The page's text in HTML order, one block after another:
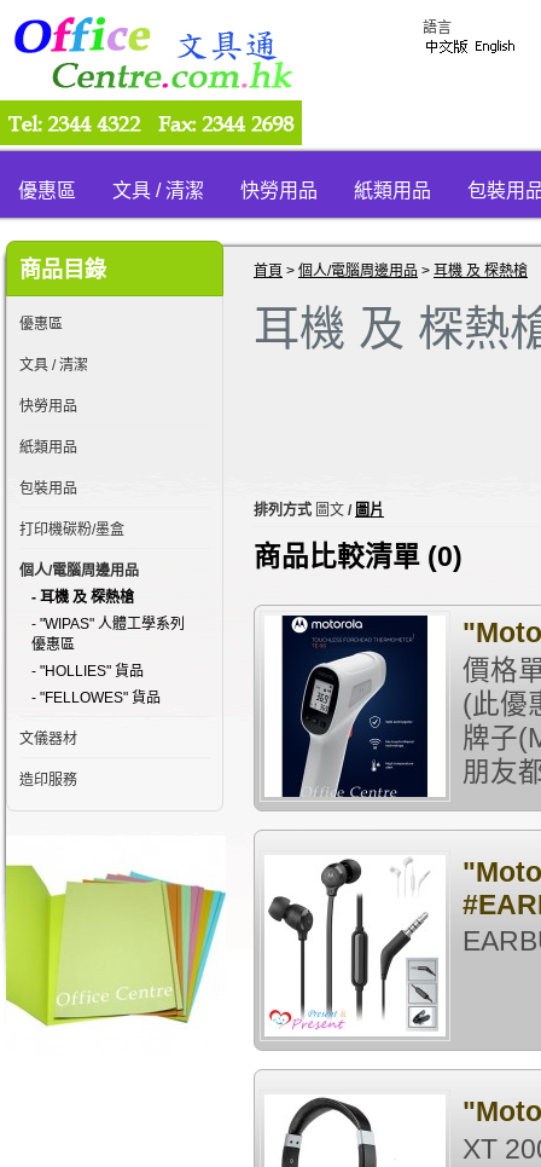
語言
優惠區 文具 / 清潔 快勞用品 紙類用品 包裝用
商品目錄
優惠區
文具 / 清潔
快勞用品
紙類用品
包裝用品
打印機碳粉/墨盒
個人/電腦周邊用品
- 耳機 及 棎熱槍
- "WIPAS" 人體工學系列
優惠區
- "HOLLIES" 貨品
- "FELLOWES" 貨品
文儀器材
造印服務
首頁 > 個人/電腦周邊用品 > 耳機 及 棎熱槍
耳機 及 棎熱
排列方式 圖文 / 圖片
商品比較清單 (0)
價格
(此優
牌子
朋友
XT